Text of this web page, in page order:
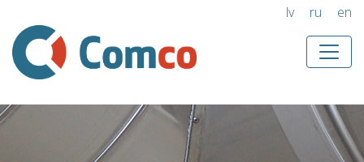
lv ru en